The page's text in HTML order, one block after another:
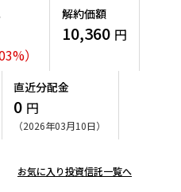
方について
%）
解約価額
10,360 円
直近分配金
0 円
（2026年03月10日）
お気に入り投資信託一覧へ